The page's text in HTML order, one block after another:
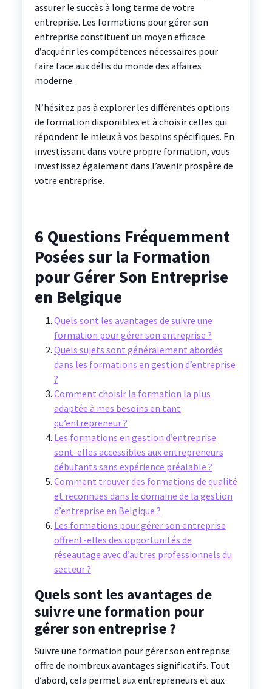
assurer le succès à long terme de votre
entreprise. Les formations pour gérer son
entreprise constituent un moyen efficace
d’acquérir les compétences nécessaires pour
faire face aux défis du monde des affaires
moderne.
N’hésitez pas à explorer les différentes options
de formation disponibles et à choisir celles qui
répondent le mieux à vos besoins spécifiques. En
investissant dans votre propre formation, vous
investissez également dans l’avenir prospère de
votre entreprise.
6 Questions Fréquemment
Posées sur la Formation
pour Gérer Son Entreprise
en Belgique
Quels sont les avantages de suivre une
formation pour gérer son entreprise ?
Quels sujets sont généralement abordés
dans les formations en gestion d’entreprise
?
Comment choisir la formation la plus
adaptée à mes besoins en tant
qu’entrepreneur ?
Les formations en gestion d’entreprise
sont-elles accessibles aux entrepreneurs
débutants sans expérience préalable ?
Comment trouver des formations de qualité
et reconnues dans le domaine de la gestion
d’entreprise en Belgique ?
Les formations pour gérer son entreprise
offrent-elles des opportunités de
réseautage avec d’autres professionnels du
secteur ?
Quels sont les avantages de
suivre une formation pour
gérer son entreprise ?
Suivre une formation pour gérer son entreprise
offre de nombreux avantages significatifs. Tout
d’abord, cela permet aux entrepreneurs et aux